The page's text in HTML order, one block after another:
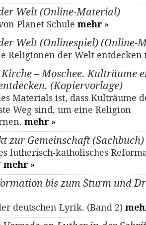
Welt (Online-Material)
Planet Schule mehr »
Welt (Onlinespiel) (Online-
Religionen der Welt entdecken
Kirche – Moschee. Kulträume
(Kopiervorlage)
Materials ist, dass Kulträume
Weg sind, um eine Religion
mehr »
zur Gemeinschaft (Sachbuch)
lutherisch-katholisches
mehr »
bis zum Sturm und
deutschen Lyrik. (Band 2)